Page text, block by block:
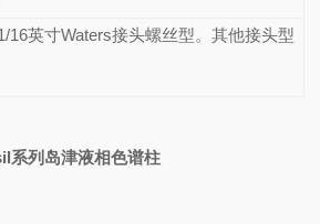
16英寸Waters接头螺丝型。其他接头型
系列岛津液相色谱柱